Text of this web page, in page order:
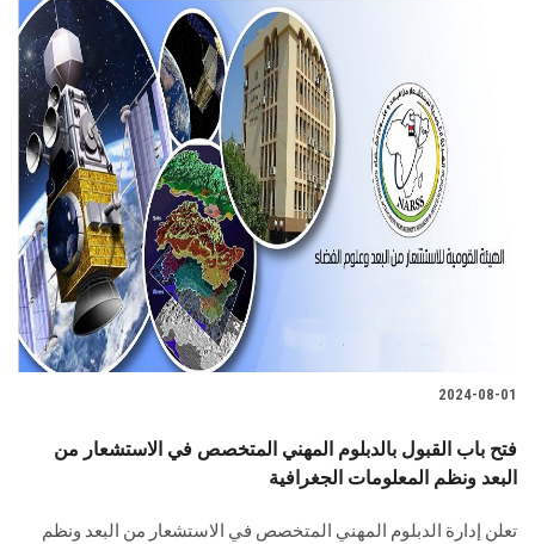
2024-08-01
فتح باب القبول بالدبلوم المهني المتخصص في الاستشعار من
البعد ونظم المعلومات الجغرافية
تعلن إدارة الدبلوم المهني المتخصص في الاستشعار من البعد ونظم